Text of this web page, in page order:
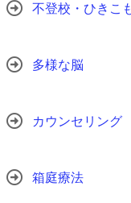
不登校・ひきこ
多様な脳
カウンセリング
箱庭療法